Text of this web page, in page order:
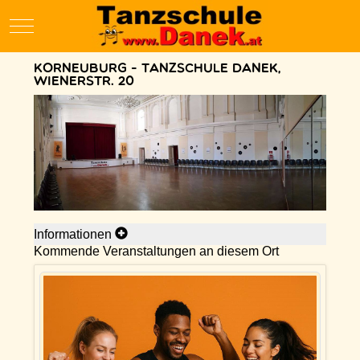
Mobile Menu Toggle
Korneuburg - Tanzschule Danek,
Wienerstr. 20
Informationen
Kommende Veranstaltungen an diesem Ort